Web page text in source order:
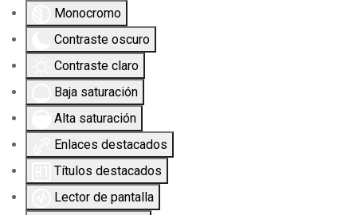
Monocromo
Contraste oscuro
Contraste claro
Baja saturación
Alta saturación
Enlaces destacados
Títulos destacados
Lector de pantalla